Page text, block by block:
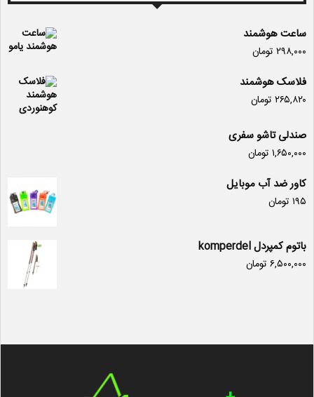
ساعت هوشمند
۲۹۸,۰۰۰ تومان
فلاسک هوشمند
۲۶۵,۸۲۰ تومان
صندلی تاشو سفری
۱,۶۵۰,۰۰۰ تومان
کاور ضد آب موبایل
۱۹۵ تومان
باتوم کمپردل komperdel
۶,۵۰۰,۰۰۰ تومان